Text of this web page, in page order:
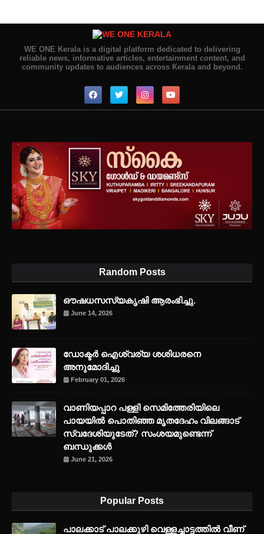
WE ONE Kerala is a digital platform dedicated to delivering
reliable news, informative articles, entertainment content, and
community updates to audiences across Kerala and beyond.
Random Posts
ഔഷധസസ്യകൃഷി ആരംഭിച്ചു.
June 14, 2026
ഡോക്ടർ ഐശ്വര്യ ശശിധരനെ
അനുമോദിച്ചു
February 01, 2026
വാണിയപ്പാറ പള്ളി സെമിത്തേരിയിലെ
പായയിൽ പൊതിഞ്ഞ മൃതദേഹം വിലങ്ങാട്
സ്വദേശിയുടേത്? സംശയമുണ്ടെന്ന്
ബന്ധുക്കൾ
June 21, 2026
Popular Posts
പാലക്കാട് പാലക്കുഴി വെള്ളച്ചാട്ടത്തില്‍ വീണ്